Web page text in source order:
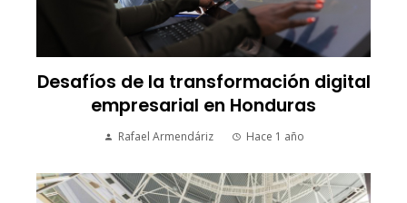
Desafíos de la transformación digital
empresarial en Honduras
Rafael Armendáriz Hace 1 año